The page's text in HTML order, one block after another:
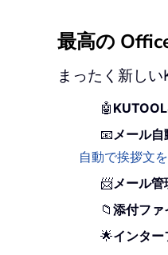
最高の
まったく新し
🤖
📧メール自
自動で挨拶文
📨メール管
📁添付ファ
🌟インター